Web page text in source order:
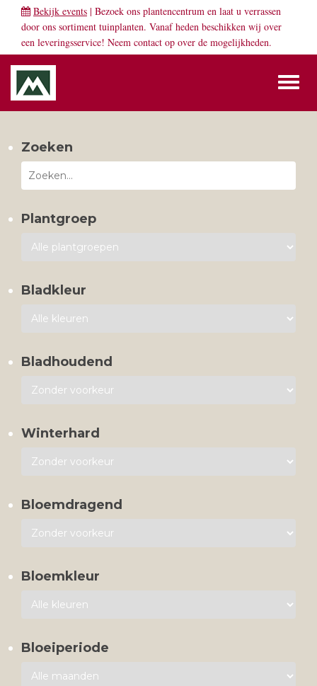
Bekijk events | Bezoek ons plantencentrum en laat u verrassen
door ons sortiment tuinplanten. Vanaf heden beschikken wij over
een leveringsservice! Neem contact op over de mogelijkheden.
Zoeken
Plantgroep
Bladkleur
Bladhoudend
Winterhard
Bloemdragend
Bloemkleur
Bloeiperiode